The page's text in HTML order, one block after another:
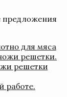
предложения
для мяса
решетки.
решетки
работе.